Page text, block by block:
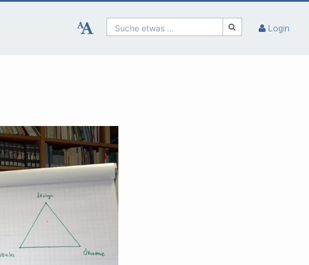
Suche etwas ... Login